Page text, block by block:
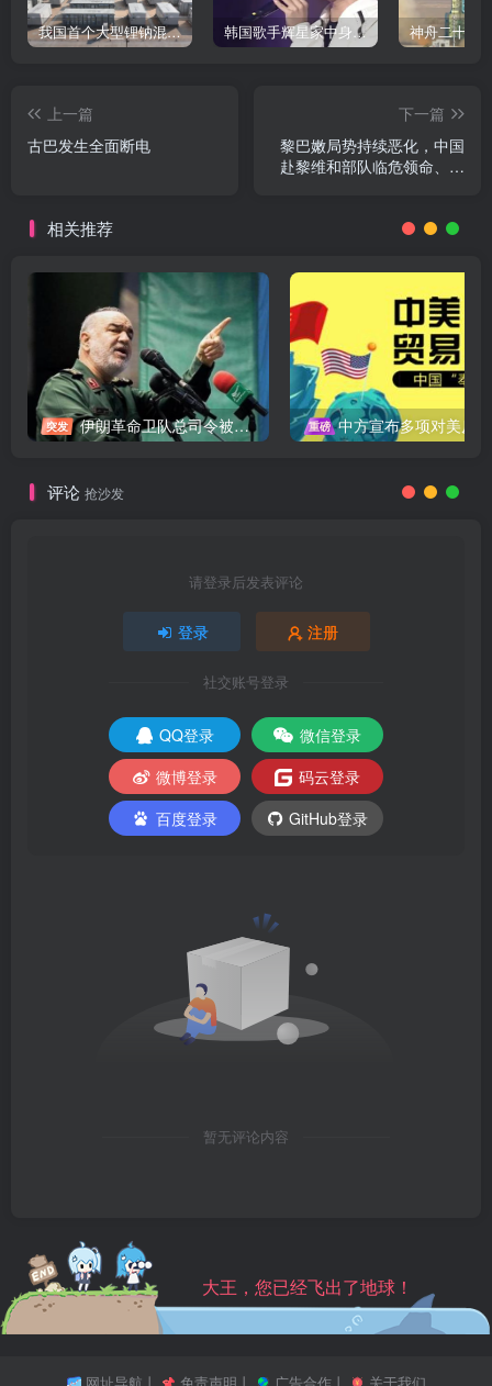
我国首个大型锂钠混合储能站投产，开启储能新时代 韩国歌手辉星家中身亡，终年43岁，警方调查死因
上一篇
古巴发生全面断电
下一篇
黎巴嫩局势持续恶化，中国
赴黎维和部队临危领命、逆
相关推荐
突发 伊朗革命卫队总司令被暗杀，中东局势再添变数 重磅 中方宣布多项对美反制措施，坚决维护自身权益
评论 抢沙发
请登录后发表评论
登录 注册
社交账号登录
QQ登录
微信登录
微博登录
码云登录
百度登录
GitHub登录
暂无评论内容
大王，您已经飞出了地球！